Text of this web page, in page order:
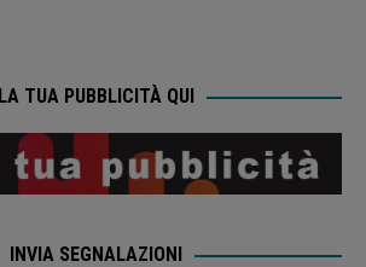
LA TUA PUBBLICITÀ QUI
INVIA SEGNALAZIONI